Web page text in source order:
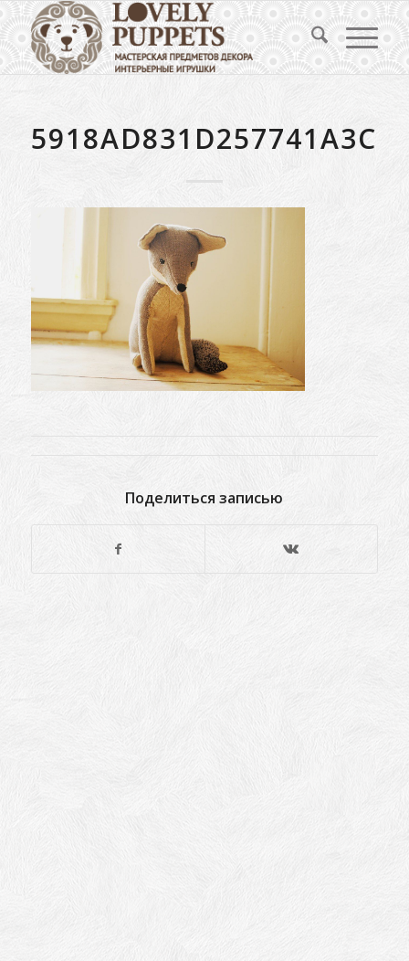
Поделиться записью